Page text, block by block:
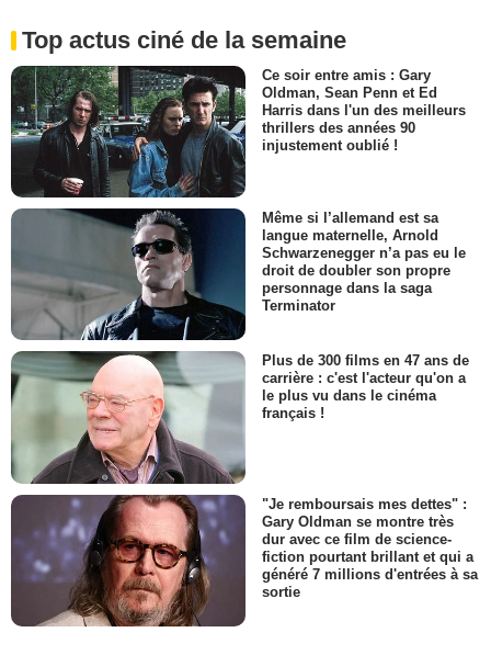
Top actus ciné de la semaine
Ce soir entre amis : Gary
Oldman, Sean Penn et Ed
Harris dans l'un des meilleurs
thrillers des années 90
injustement oublié !
Même si l’allemand est sa
langue maternelle, Arnold
Schwarzenegger n’a pas eu le
droit de doubler son propre
personnage dans la saga
Terminator
Plus de 300 films en 47 ans de
carrière : c'est l'acteur qu'on a
le plus vu dans le cinéma
français !
"Je remboursais mes dettes" :
Gary Oldman se montre très
dur avec ce film de science-
fiction pourtant brillant et qui a
généré 7 millions d'entrées à sa
sortie